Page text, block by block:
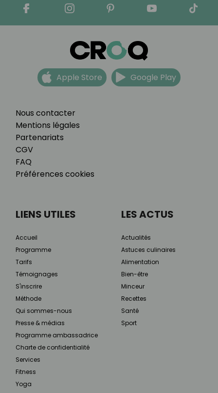
Nous contacter
Mentions légales
Partenariats
CGV
FAQ
Préférences cookies
Apple Store Google Play
LIENS UTILES
Accueil
Programme
Tarifs
Témoignages
S'inscrire
Méthode
Qui sommes-nous
Presse & médias
Programme ambassadrice
Charte de confidentialité
Services
Fitness
Yoga
LES ACTUS
Actualités
Astuces culinaires
Alimentation
Bien-être
Minceur
Recettes
Santé
Sport